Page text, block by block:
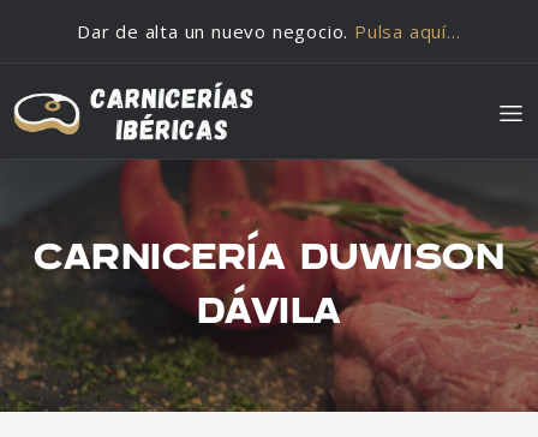
Dar de alta un nuevo negocio. Pulsa aquí…
CARNICERÍA DUWISON
DÁVILA